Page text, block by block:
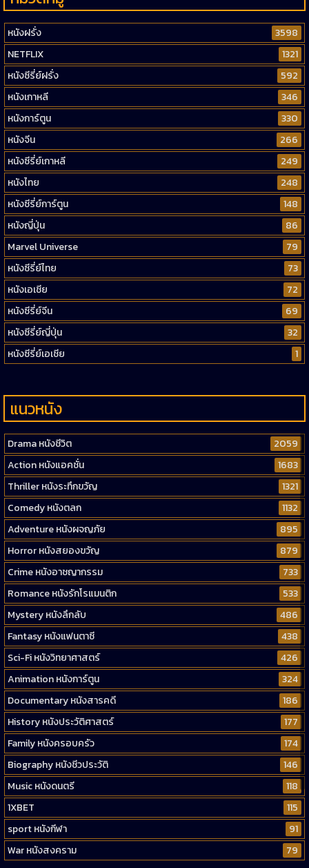
หนังฝรั่ง
3598
NETFLIX
1321
หนังซีรี่ย์ฝรั่ง
592
หนังเกาหลี
346
หนังการ์ตูน
330
หนังจีน
266
หนังซีรี่ย์เกาหลี
249
หนังไทย
248
หนังซีรี่ย์การ์ตูน
148
หนังญี่ปุ่น
86
Marvel Universe
79
หนังซีรี่ย์ไทย
73
หนังเอเชีย
72
หนังซีรี่ย์จีน
69
หนังซีรี่ย์ญี่ปุ่น
32
หนังซีรี่ย์เอเชีย
1
แนวหนัง
Drama หนังชีวิต
2059
Action หนังแอคชั่น
1683
Thriller หนังระทึกขวัญ
1321
Comedy หนังตลก
1132
Adventure หนังผจญภัย
895
Horror หนังสยองขวัญ
879
Crime หนังอาชญากรรม
733
Romance หนังรักโรแมนติก
533
Mystery หนังลึกลับ
486
Fantasy หนังแฟนตาซี
438
Sci-Fi หนังวิทยาศาสตร์
426
Animation หนังการ์ตูน
324
Documentary หนังสารคดี
186
History หนังประวัติศาสตร์
177
Family หนังครอบครัว
174
Biography หนังชีวประวัติ
146
Music หนังดนตรี
118
1XBET
115
sport หนังกีฬา
91
War หนังสงคราม
79